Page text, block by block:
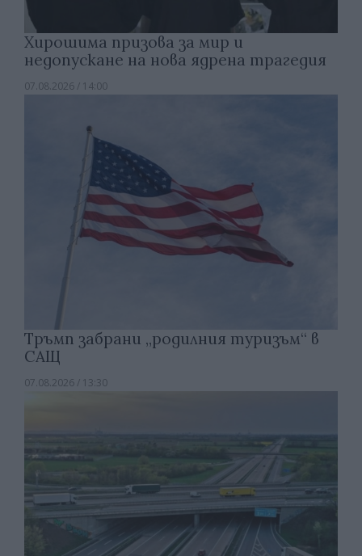
Хирошима призова за мир и
недопускане на нова ядрена трагедия
07.08.2026 / 14:00
Тръмп забрани „родилния туризъм“ в
САЩ
07.08.2026 / 13:30